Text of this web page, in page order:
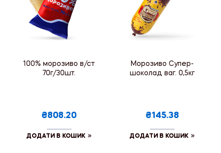
100% морозиво в/ст
70г/30шт.
₴808.20
ДОДАТИ В КОШИК
Морозиво Супер-
шоколад ваг. 0,5кг
₴145.38
ДОДАТИ В КОШИК